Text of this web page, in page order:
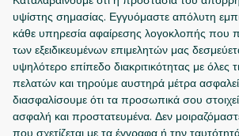
υψίστης σημασίας. Εγγυόμαστε απόλυτη
κάθε υπηρεσία αφαίρεσης λογοκλοπής που
των εξειδικευμένων επιμελητών μας
υψηλότερο επίπεδο διακριτικότητας με όλες
πελατών και τηρούμε αυστηρά μέτρα
διασφαλίσουμε ότι τα προσωπικά σου
ασφαλή και προστατευμένα. Δεν
που σχετίζεται με τα έγγραφα ή την